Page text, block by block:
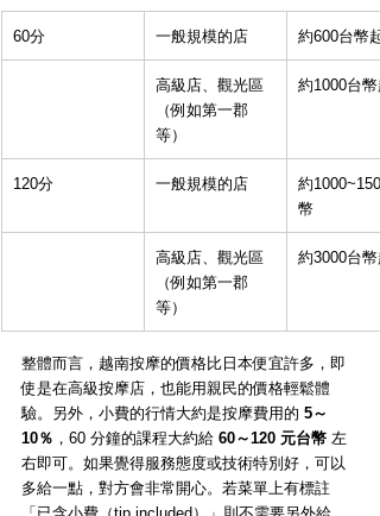
60分 一般規模的店 約600台幣起
高級店、觀光區
（例如第一郡
等）
約1000台幣
120分 一般規模的店
約
幣
高級店、觀光區
（例如第一郡
等）
約3000台幣
整體而言，越南按摩的價格比日本便宜許多，即
使是在高級按摩店，也能用親民的價格輕鬆體
驗。另外，小費的行情大約是按摩費用的 5～
10％ ，60 分鐘的課程大約給 60～120 元台幣 左
右即可。如果覺得服務態度或技術特別好，可以
多給一點，對方會非常開心。若菜單上有標註